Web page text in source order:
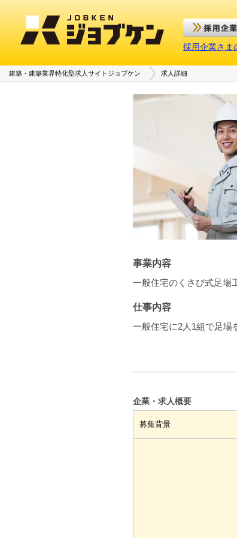
採用企業さま
建築・建築業界特化型求人サイトジョブケン 求人詳細
事業内容
一般住宅のくさび式足場
仕事内容
一般住宅に2人1組で足場
企業・求人概要
募集背景